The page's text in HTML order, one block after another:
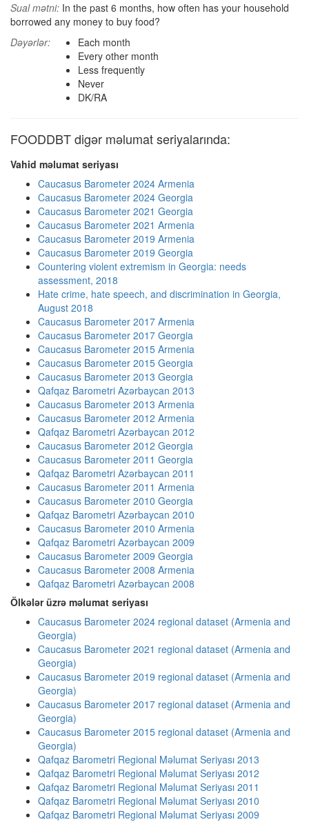
Sual mətni: In the past 6 months, how often has your household
borrowed any money to buy food?
Dəyərlər:
Each month
Every other month
Less frequently
Never
DK/RA
FOODDBT digər məlumat seriyalarında:
Vahid məlumat seriyası
Caucasus Barometer 2024 Armenia
Caucasus Barometer 2024 Georgia
Caucasus Barometer 2021 Georgia
Caucasus Barometer 2021 Armenia
Caucasus Barometer 2019 Armenia
Caucasus Barometer 2019 Georgia
Countering violent extremism in Georgia: needs
assessment, 2018
Hate crime, hate speech, and discrimination in Georgia,
August 2018
Caucasus Barometer 2017 Armenia
Caucasus Barometer 2017 Georgia
Caucasus Barometer 2015 Armenia
Caucasus Barometer 2015 Georgia
Caucasus Barometer 2013 Georgia
Qafqaz Barometri Azərbaycan 2013
Caucasus Barometer 2013 Armenia
Caucasus Barometer 2012 Armenia
Qafqaz Barometri Azərbaycan 2012
Caucasus Barometer 2012 Georgia
Caucasus Barometer 2011 Georgia
Qafqaz Barometri Azərbaycan 2011
Caucasus Barometer 2011 Armenia
Caucasus Barometer 2010 Georgia
Qafqaz Barometri Azərbaycan 2010
Caucasus Barometer 2010 Armenia
Qafqaz Barometri Azərbaycan 2009
Caucasus Barometer 2009 Georgia
Caucasus Barometer 2008 Armenia
Qafqaz Barometri Azərbaycan 2008
Ölkələr üzrə məlumat seriyası
Caucasus Barometer 2024 regional dataset (Armenia and
Georgia)
Caucasus Barometer 2021 regional dataset (Armenia and
Georgia)
Caucasus Barometer 2019 regional dataset (Armenia and
Georgia)
Caucasus Barometer 2017 regional dataset (Armenia and
Georgia)
Caucasus Barometer 2015 regional dataset (Armenia and
Georgia)
Qafqaz Barometri Regional Məlumat Seriyası 2013
Qafqaz Barometri Regional Məlumat Seriyası 2012
Qafqaz Barometri Regional Məlumat Seriyası 2011
Qafqaz Barometri Regional Məlumat Seriyası 2010
Qafqaz Barometri Regional Məlumat Seriyası 2009